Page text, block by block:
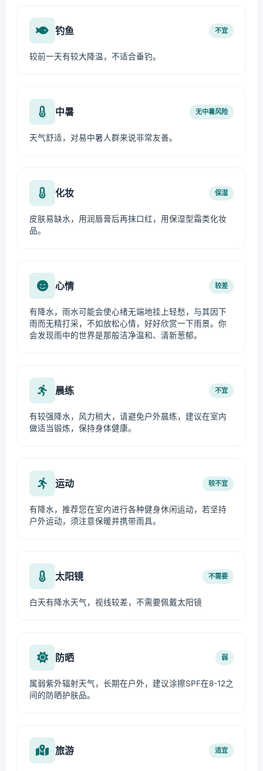
钓鱼 不宜
较前一天有较大降温，不适合垂钓。
中暑 无中暑风险
天气舒适，对易中暑人群来说非常友善。
化妆 保湿
皮肤易缺水，用润唇膏后再抹口红，用保湿型霜类化妆
品。
心情 较差
有降水，雨水可能会使心绪无端地挂上轻愁，与其因下
雨而无精打采，不如放松心情，好好欣赏一下雨景。你
会发现雨中的世界是那般洁净温和、清新葱郁。
晨练 不宜
有较强降水，风力稍大，请避免户外晨练，建议在室内
做适当锻炼，保持身体健康。
运动 较不宜
有降水，推荐您在室内进行各种健身休闲运动，若坚持
户外运动，须注意保暖并携带雨具。
太阳镜 不需要
白天有降水天气，视线较差，不需要佩戴太阳镜
防晒 弱
属弱紫外辐射天气，长期在户外，建议涂擦SPF在8-12之
间的防晒护肤品。
旅游 适宜